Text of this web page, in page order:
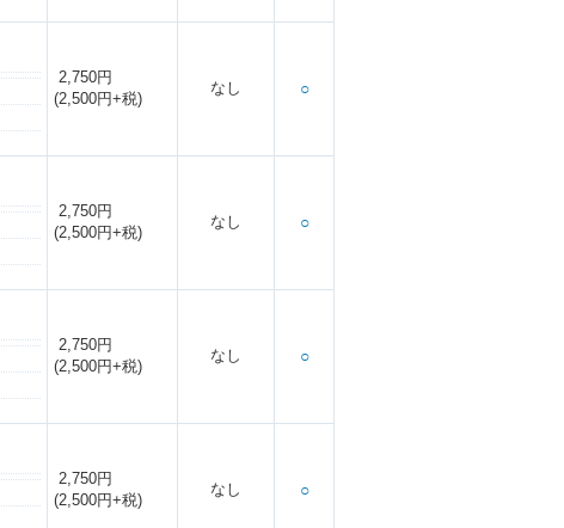
2,750円
(2,500円+税)
なし ○
2,750円
(2,500円+税)
なし ○
2,750円
(2,500円+税)
なし ○
2,750円
(2,500円+税)
なし ○